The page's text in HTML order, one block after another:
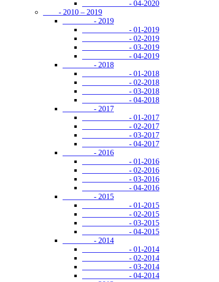
- 04-2020
- 2010 – 2019
- 2019
- 01-2019
- 02-2019
- 03-2019
- 04-2019
- 2018
- 01-2018
- 02-2018
- 03-2018
- 04-2018
- 2017
- 01-2017
- 02-2017
- 03-2017
- 04-2017
- 2016
- 01-2016
- 02-2016
- 03-2016
- 04-2016
- 2015
- 01-2015
- 02-2015
- 03-2015
- 04-2015
- 2014
- 01-2014
- 02-2014
- 03-2014
- 04-2014